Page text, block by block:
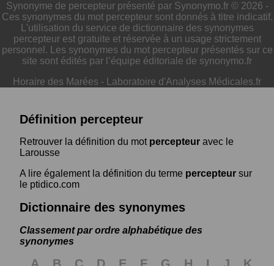
Synonyme de percepteur présenté par Synonymo.fr © 2026 -
Ces synonymes du mot percepteur sont donnés à titre indicatif.
L'utilisation du service de dictionnaire des synonymes
percepteur est gratuite et réservée à un usage strictement
personnel. Les synonymes du mot percepteur présentés sur ce
site sont édités par l’équipe éditoriale de synonymo.fr
Horaire des Marées - Laboratoire d'Analyses Médicales.fr
Définition percepteur
Retrouver la définition du mot percepteur avec le
Larousse
A lire également la définition du terme percepteur sur
le ptidico.com
Dictionnaire des synonymes
Classement par ordre alphabétique des
synonymes